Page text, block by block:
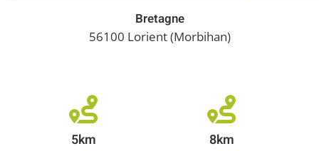
5km 8km
Bretagne
56100 Lorient (Morbihan)